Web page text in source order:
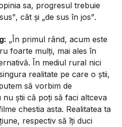
sa, progresul trebuie
, cât și „de sus în jos”.
„În primul rând, acum este
foarte mulți, mai ales în
În mediul rural nici
realitate pe care o știi,
să vorbim de
știi că poți să faci altceva
chestia asta. Realitatea ta
respectiv să îți duci